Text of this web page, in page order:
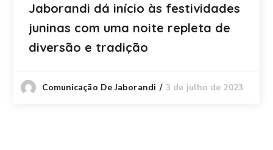
Jaborandi dá início às festividades
juninas com uma noite repleta de
diversão e tradição
Comunicação De Jaborandi 3 de julho de 2023